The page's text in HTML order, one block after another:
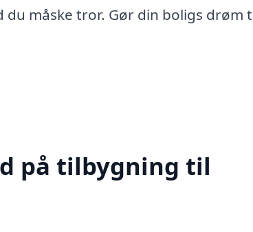
måske tror. Gør din boligs drøm
på tilbygning til